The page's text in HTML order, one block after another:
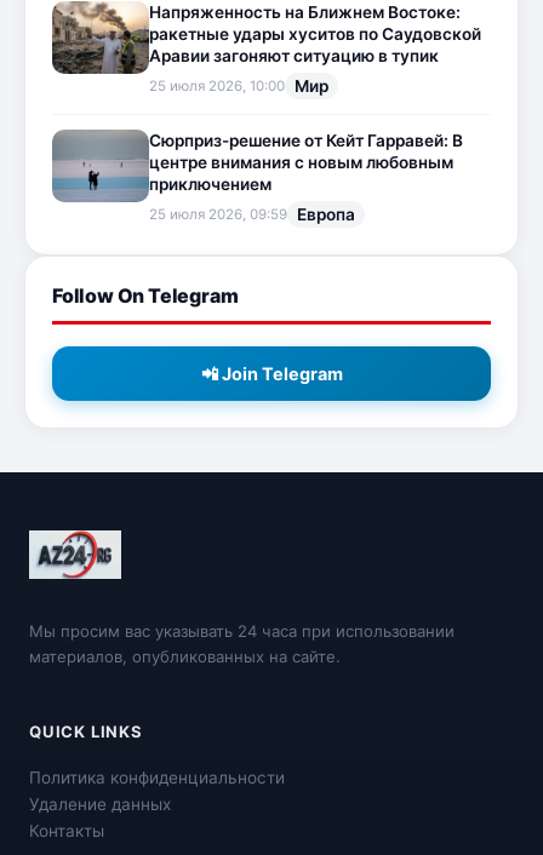
Напряженность на Ближнем Востоке:
ракетные удары хуситов по Саудовской
Аравии загоняют ситуацию в тупик
25 июля 2026, 10:00 Мир
Сюрприз-решение от Кейт Гарравей: В
центре внимания с новым любовным
приключением
25 июля 2026, 09:59 Европа
Follow On Telegram
📲 Join Telegram
Мы просим вас указывать 24 часа при использовании
материалов, опубликованных на сайте.
QUICK LINKS
Политика конфиденциальности
Удаление данных
Контакты